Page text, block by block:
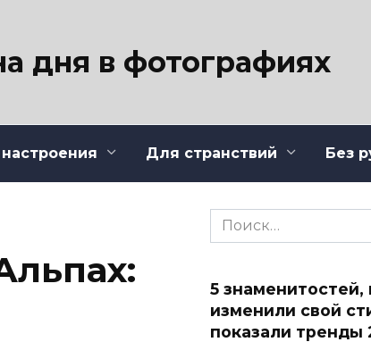
дня в фотографиях
Для странствий Без
Search
for:
5 знаменитостей,
изменили свой
показали тренды